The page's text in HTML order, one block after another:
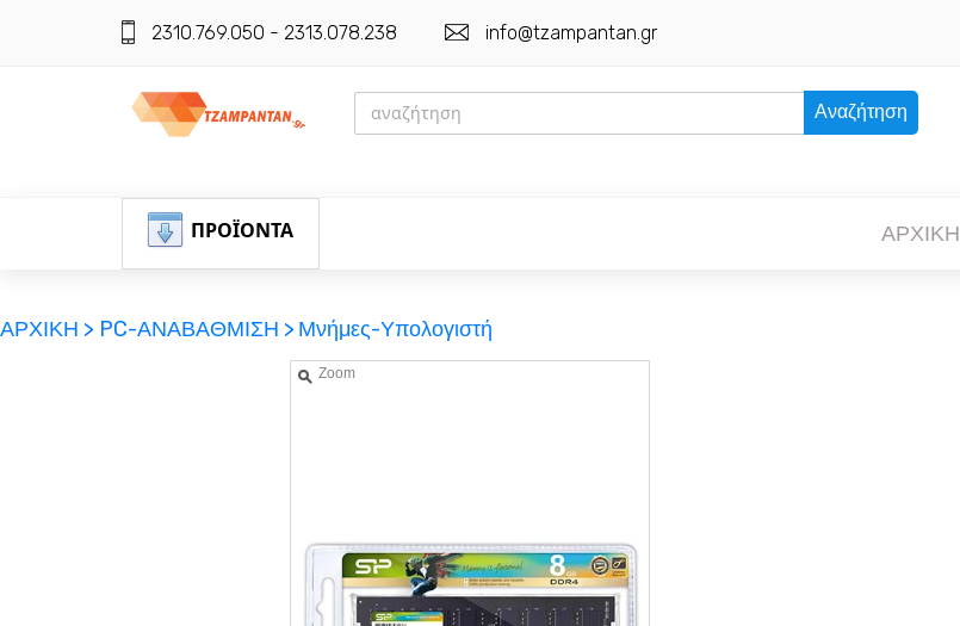
2310.769.050 - 2313.078.238 info@tzampantan.gr
Αναζήτηση
ΠΡΟΪΟΝΤΑ ΑΡΧΙΚΗ
ΑΡΧΙΚΗ > PC-ΑΝΑΒΑΘΜΙΣΗ > Μνήμες-Υπολογιστή
Zoom